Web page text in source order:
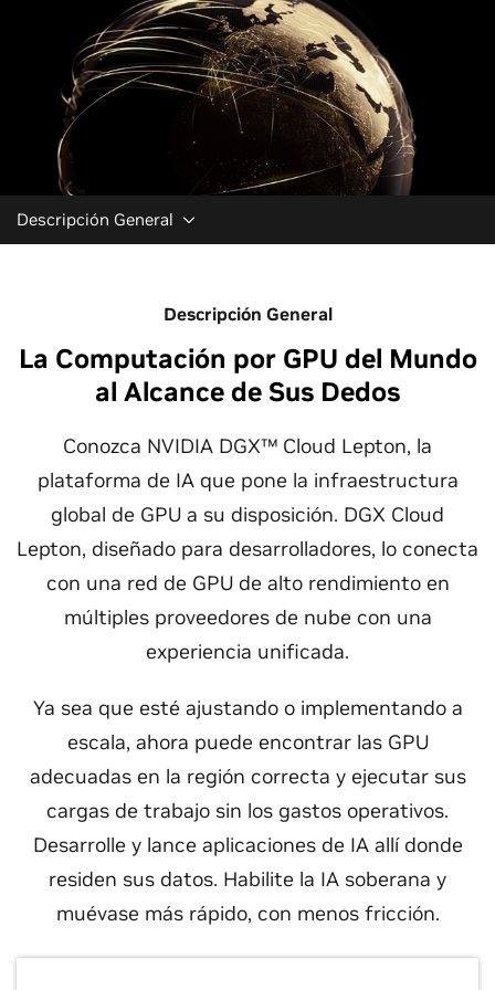
Descripción General
Descripción General
La Computación por GPU del Mundo
al Alcance de Sus Dedos
Conozca NVIDIA DGX™ Cloud Lepton, la
plataforma de IA que pone la infraestructura
global de GPU a su disposición. DGX Cloud
Lepton, diseñado para desarrolladores, lo conecta
con una red de GPU de alto rendimiento en
múltiples proveedores de nube con una
experiencia unificada.
Ya sea que esté ajustando o implementando a
escala, ahora puede encontrar las GPU
adecuadas en la región correcta y ejecutar sus
cargas de trabajo sin los gastos operativos.
Desarrolle y lance aplicaciones de IA allí donde
residen sus datos. Habilite la IA soberana y
muévase más rápido, con menos fricción.